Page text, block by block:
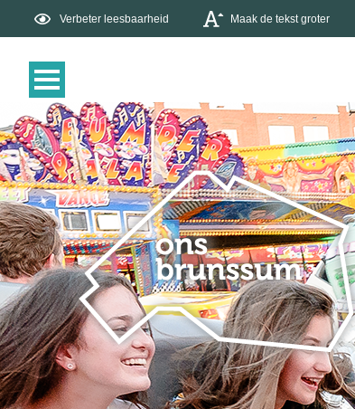
Verbeter leesbaarheid Maak de tekst groter